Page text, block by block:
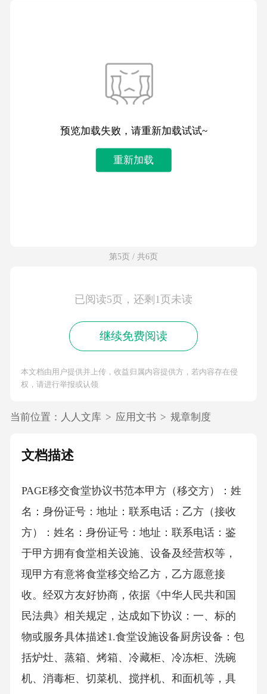
预览加载失败，请重新加载试试~
重新加载
第5页 / 共6页
已阅读5页，还剩1页未读
继续免费阅读
本文档由用户提供并上传，收益归属内容提供方，若内容存在侵
权，请进行举报或认领
当前位置： 人人文库 > 应用文书 > 规章制度
文档描述
PAGE移交食堂协议书范本 甲方（移交方）：姓
名：身份证号：地址：联系电话：乙方（接收
方）：姓名：身份证号：地址：联系电话：鉴
于甲方拥有食堂相关设施、设备及经营权等，
现甲方有意将食堂移交给乙方，乙方愿意接
收。经双方友好协商，依据《中华人民共和国
民法典》相关规定，达成如下协议：一、标的
物或服务具体描述1.食堂设施设备厨房设备：包
括炉灶、蒸箱、烤箱、冷藏柜、冷冻柜、洗碗
机、消毒柜、切菜机、搅拌机、和面机等，具